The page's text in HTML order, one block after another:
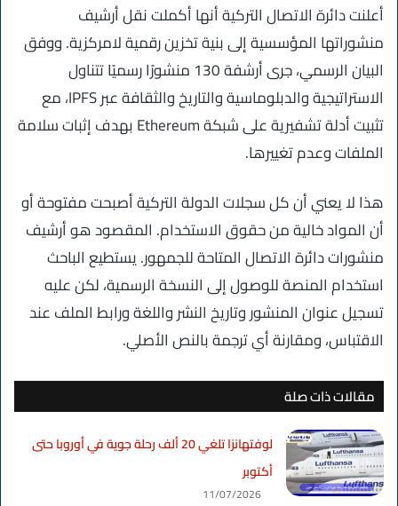
أعلنت دائرة الاتصال التركية أنها أكملت نقل أرشيف
منشوراتها المؤسسية إلى بنية تخزين رقمية لامركزية. ووفق
البيان الرسمي، جرى أرشفة 130 منشورًا رسميًا تتناول
الاستراتيجية والدبلوماسية والتاريخ والثقافة عبر IPFS، مع
تثبيت أدلة تشفيرية على شبكة Ethereum بهدف إثبات سلامة
الملفات وعدم تغييرها.
هذا لا يعني أن كل سجلات الدولة التركية أصبحت مفتوحة أو
أن المواد خالية من حقوق الاستخدام. المقصود هو أرشيف
منشورات دائرة الاتصال المتاحة للجمهور. يستطيع الباحث
استخدام المنصة للوصول إلى النسخة الرسمية، لكن عليه
تسجيل عنوان المنشور وتاريخ النشر واللغة ورابط الملف عند
الاقتباس، ومقارنة أي ترجمة بالنص الأصلي.
مقالات ذات صلة
لوفتهانزا تلغي 20 ألف رحلة جوية في أوروبا حتى
أكتوبر
11/07/2026